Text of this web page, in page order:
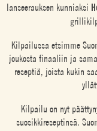
lanseerauksen kunniaksi
Kilpailussa etsimme
joukosta finaaliin ja
reseptiä, joista kukin
Kilpailu on nyt
suosikkireseptinsä.